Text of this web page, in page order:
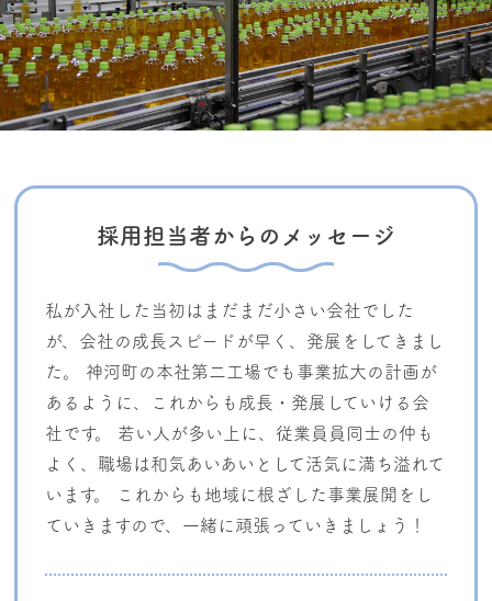
採用担当者からのメッセージ
私が入社した当初はまだまだ小さい会社でした
が、会社の成長スピードが早く、発展をしてきまし
た。 神河町の本社第二工場でも事業拡大の計画が
あるように、これからも成長・発展していける会
社です。 若い人が多い上に、従業員員同士の仲も
よく、職場は和気あいあいとして活気に満ち溢れて
います。 これからも地域に根ざした事業展開をし
ていきますので、一緒に頑張っていきましょう！